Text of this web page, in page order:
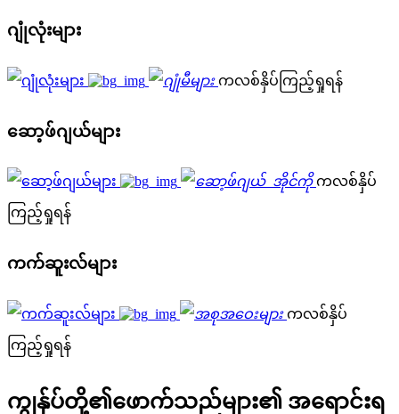
ဂျုံလုံးများ
ကလစ်နှိပ်ကြည့်ရှုရန်
ဆော့ဖ်ဂျယ်များ
ကလစ်နှိပ်
ကြည့်ရှုရန်
ကက်ဆူးလ်များ
ကလစ်နှိပ်
ကြည့်ရှုရန်
ကျွန်ုပ်တို့၏ဖောက်သည်များ၏ အရောင်းရ